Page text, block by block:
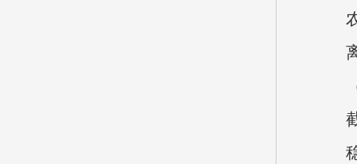
农
离
（
截
稳